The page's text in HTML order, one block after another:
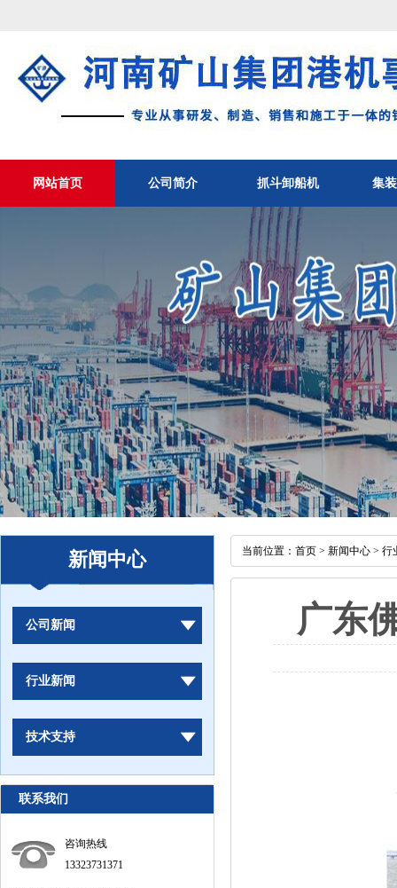
网站首页 公司简介 抓斗卸船机 集
新闻中心
公司新闻
行业新闻
技术支持
联系我们
咨询热线
13323731371
当前位置： 首页 > 新闻中心 > 行
广东